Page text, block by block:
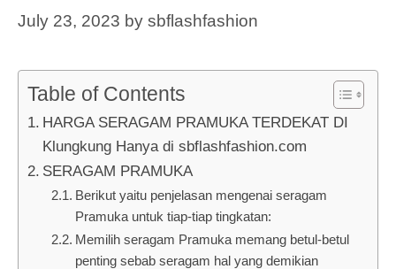
July 23, 2023 by sbflashfashion
Table of Contents
HARGA SERAGAM PRAMUKA TERDEKAT DI
Klungkung Hanya di sbflashfashion.com
SERAGAM PRAMUKA
Berikut yaitu penjelasan mengenai seragam
Pramuka untuk tiap-tiap tingkatan:
Memilih seragam Pramuka memang betul-betul
penting sebab seragam hal yang demikian